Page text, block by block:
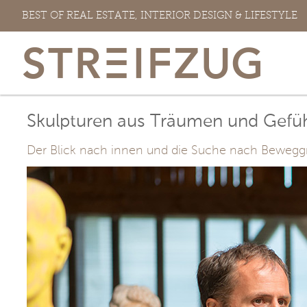
Zum
springen
BEST OF REAL ESTATE, INTERIOR DESIGN & LIFESTYLE
Skulpturen aus Träumen und
Der Blick nach innen und die Suche nach
View
Larger
Image